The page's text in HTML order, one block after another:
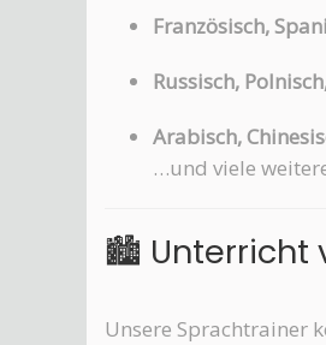
Französisch,
Russisch,
Arabisch,
…und viele
🏙️ Unterricht
Unsere Sprachtrainer